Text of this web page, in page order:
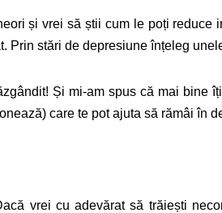
și vrei să știi cum le poți reduce
Prin stări de depresiune înțeleg
Și mi-am spus că mai bine
care te pot ajuta să rămâi în
vrei cu adevărat să trăiești